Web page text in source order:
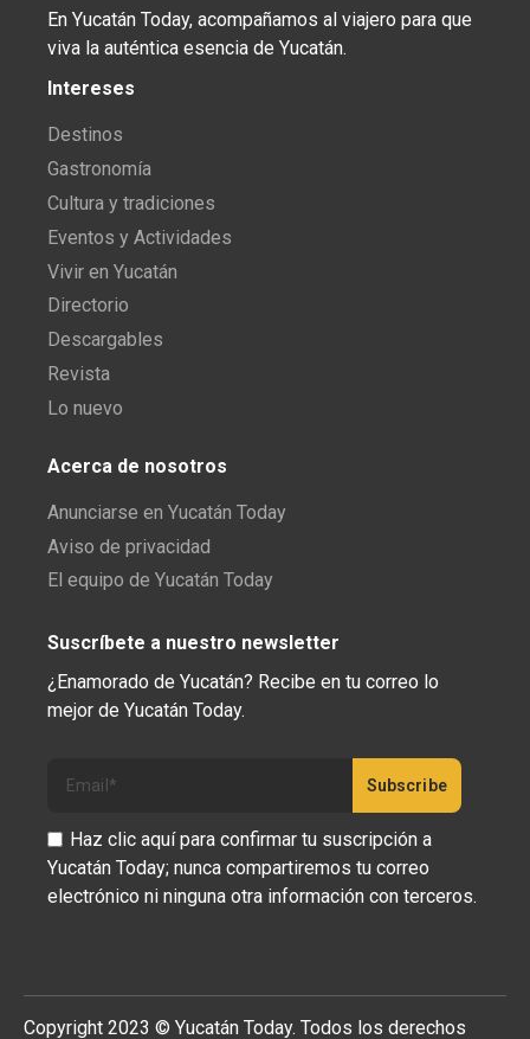
En Yucatán Today, acompañamos al viajero para que
viva la auténtica esencia de Yucatán.
Intereses
Destinos
Gastronomía
Cultura y tradiciones
Eventos y Actividades
Vivir en Yucatán
Directorio
Descargables
Revista
Lo nuevo
Acerca de nosotros
Anunciarse en Yucatán Today
Aviso de privacidad
El equipo de Yucatán Today
Suscríbete a nuestro newsletter
¿Enamorado de Yucatán? Recibe en tu correo lo
mejor de Yucatán Today.
Haz clic aquí para confirmar tu suscripción a
Yucatán Today; nunca compartiremos tu correo
electrónico ni ninguna otra información con terceros.
Copyright 2023 © Yucatán Today. Todos los derechos